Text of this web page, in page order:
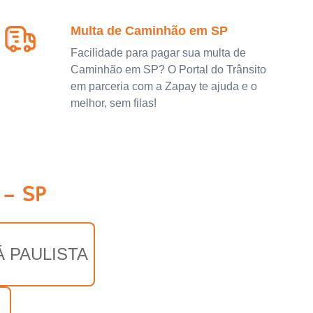
Multa de Caminhão em SP
Facilidade para pagar sua multa de
Caminhão em SP? O Portal do Trânsito
em parceria com a Zapay te ajuda e o
melhor, sem filas!
SP
PAULISTA